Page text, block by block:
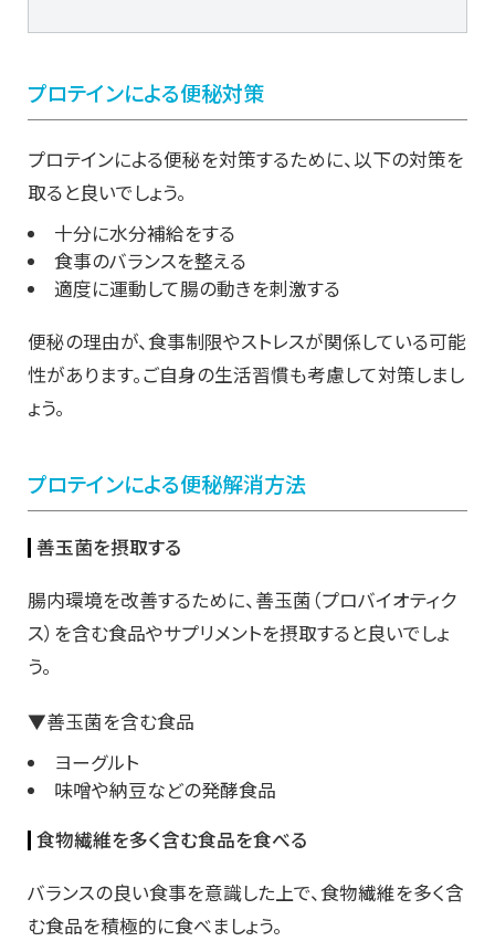
プロテインによる便秘対策
プロテインによる便秘を対策するために、以下の対策を
取ると良いでしょう。
十分に水分補給をする
食事のバランスを整える
適度に運動して腸の動きを刺激する
便秘の理由が、食事制限やストレスが関係している可能
性があります。ご自身の生活習慣も考慮して対策しまし
ょう。
プロテインによる便秘解消方法
善玉菌を摂取する
腸内環境を改善するために、善玉菌（プロバイオティク
ス）を含む食品やサプリメントを摂取すると良いでしょ
う。
▼善玉菌を含む食品
ヨーグルト
味噌や納豆などの発酵食品
食物繊維を多く含む食品を食べる
バランスの良い食事を意識した上で、食物繊維を多く含
む食品を積極的に食べましょう。